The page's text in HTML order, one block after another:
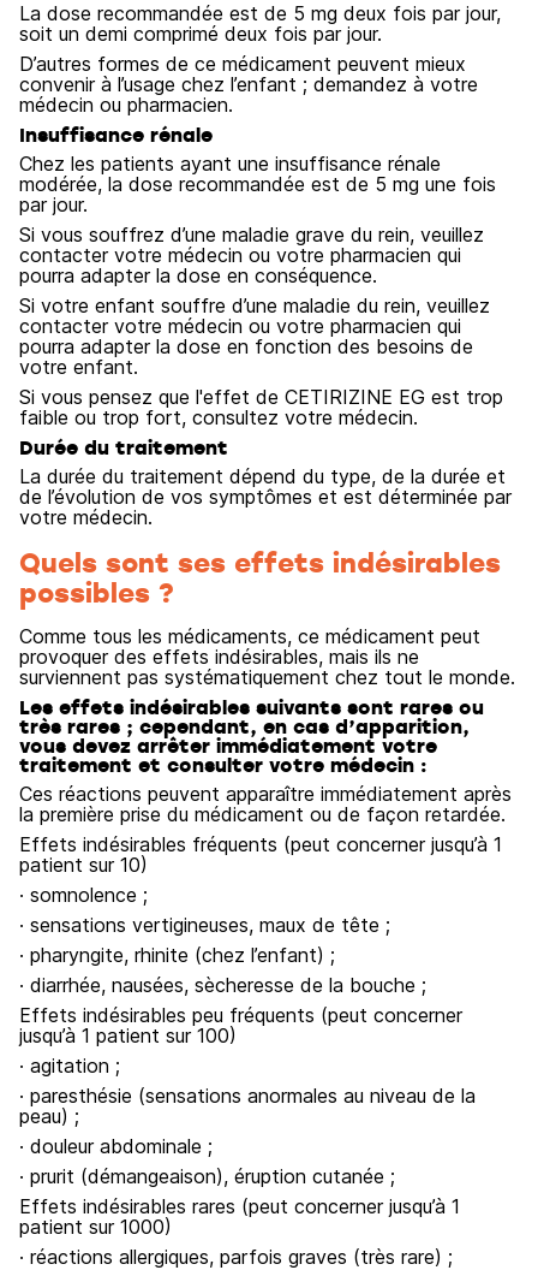
La dose recommandée est de 5 mg deux fois par jour,
soit un demi comprimé deux fois par jour.
D’autres formes de ce médicament peuvent mieux
convenir à l’usage chez l’enfant ; demandez à votre
médecin ou pharmacien.
Insuffisance rénale
Chez les patients ayant une insuffisance rénale
modérée, la dose recommandée est de 5 mg une fois
par jour.
Si vous souffrez d’une maladie grave du rein, veuillez
contacter votre médecin ou votre pharmacien qui
pourra adapter la dose en conséquence.
Si votre enfant souffre d’une maladie du rein, veuillez
contacter votre médecin ou votre pharmacien qui
pourra adapter la dose en fonction des besoins de
votre enfant.
Si vous pensez que l'effet de CETIRIZINE EG est trop
faible ou trop fort, consultez votre médecin.
Durée du traitement
La durée du traitement dépend du type, de la durée et
de l’évolution de vos symptômes et est déterminée par
votre médecin.
Quels sont ses effets indésirables
possibles ?
Comme tous les médicaments, ce médicament peut
provoquer des effets indésirables, mais ils ne
surviennent pas systématiquement chez tout le monde.
Les effets indésirables suivants sont rares ou
très rares ; cependant, en cas d’apparition,
vous devez arrêter immédiatement votre
traitement et consulter votre médecin :
Ces réactions peuvent apparaître immédiatement après
la première prise du médicament ou de façon retardée.
Effets indésirables fréquents (peut concerner jusqu’à 1
patient sur 10)
· somnolence ;
· sensations vertigineuses, maux de tête ;
· pharyngite, rhinite (chez l’enfant) ;
· diarrhée, nausées, sècheresse de la bouche ;
Effets indésirables peu fréquents (peut concerner
jusqu’à 1 patient sur 100)
· agitation ;
· paresthésie (sensations anormales au niveau de la
peau) ;
· douleur abdominale ;
· prurit (démangeaison), éruption cutanée ;
Effets indésirables rares (peut concerner jusqu’à 1
patient sur 1000)
· réactions allergiques, parfois graves (très rare) ;